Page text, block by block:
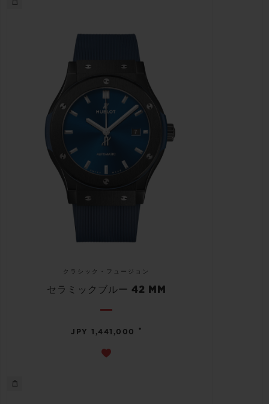
クラシック・フュージョン
セラミックブルー 42 MM
JPY 1,441,000 •